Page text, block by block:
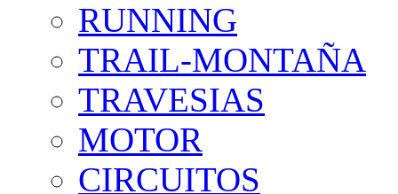
RUNNING
TRAIL-MONTAÑA
TRAVESIAS
MOTOR
CIRCUITOS